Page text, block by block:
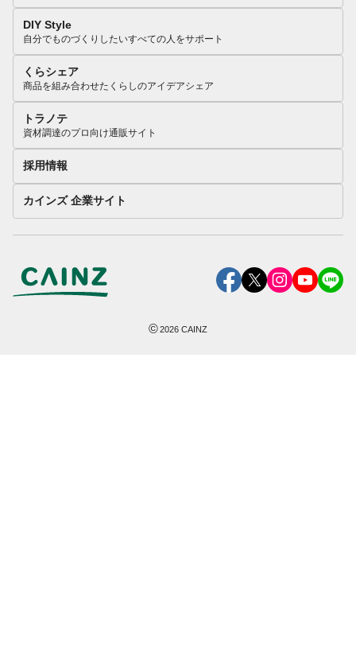
DIY Style
自分でものづくりしたいすべての人をサポート
くらシェア
商品を組み合わせたくらしのアイデアシェア
トラノテ
資材調達のプロ向け通販サイト
採用情報
カインズ 企業サイト
©2026 CAINZ